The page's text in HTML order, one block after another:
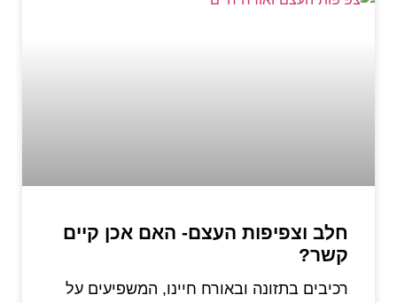
חלב וצפיפות העצם- האם אכן קיים
קשר?
רכיבים בתזונה ובאורח חיינו, המשפיעים על